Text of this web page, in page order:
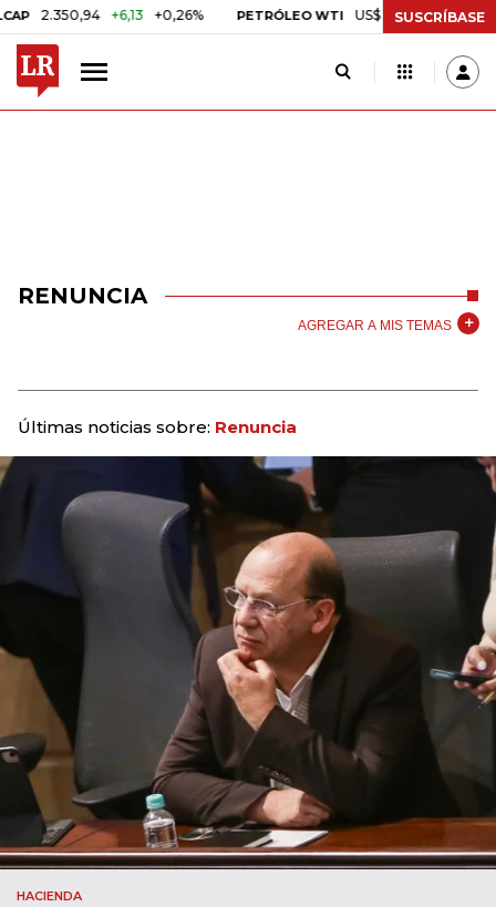
+6,13 +0,26% PETRÓLEO WTI US$ 78,01 US$ 2,92
SUSCRÍBASE
RENUNCIA
AGREGAR A MIS TEMAS
Últimas noticias sobre: Renuncia
HACIENDA